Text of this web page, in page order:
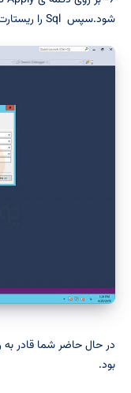
شود.سپس Sql را ریستارت نمایید.
بود.